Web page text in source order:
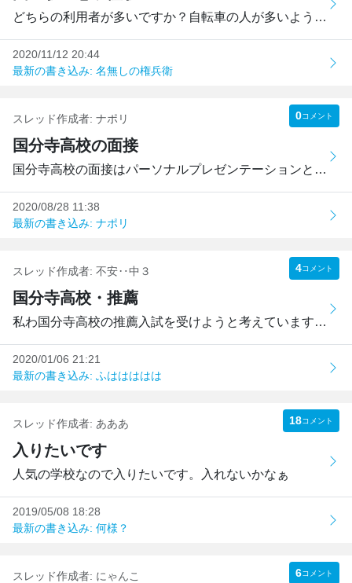
どちらの利用者が多いですか？自転車の人が多いようですか、...
2020/11/12 20:44
最新の書き込み: 名無しの権兵衛
スレッド作成者: ナポリ 0コメント
国分寺高校の面接
国分寺高校の面接はパーソナルプレゼンテーションというもの...
2020/08/28 11:38
最新の書き込み: ナポリ
スレッド作成者: 不安‥中３ 4コメント
国分寺高校・推薦
私わ国分寺高校の推薦入試を受けようと考えています。ところ...
2020/01/06 21:21
最新の書き込み: ふははははは
スレッド作成者: あああ 18コメント
入りたいです
人気の学校なので入りたいです。入れないかなぁ
2019/05/08 18:28
最新の書き込み: 何様？
スレッド作成者: にゃんこ 6コメント